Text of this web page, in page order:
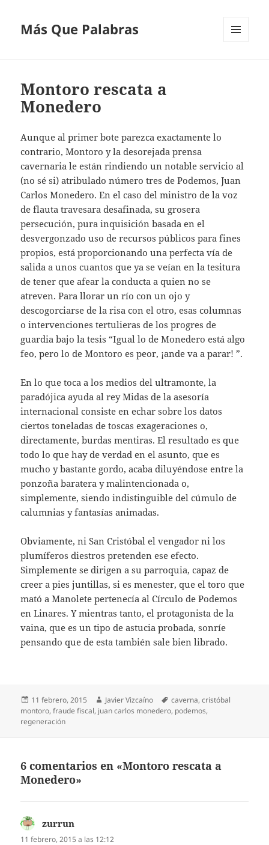
Más Que Palabras
Montoro rescata a
Monedero
Aunque al primer bote parezca exactamente lo
contrario, Montoro y la desorejada prensa
cavernaria le están rindiendo un notable servicio al
(no sé si) atribulado número tres de Podemos, Juan
Carlos Monedero. En el caso del ministro de la voz
de flauta travesara desafinada, su grosera
persecución, pura inquisición basada en el
desvergonzado uso de recursos públicos para fines
propios, está proporcionando una perfecta vía de
salida a unos cuantos que ya se veían en la tesitura
de tener que afear la conducta a quien no se
atreven. Para llorar un río con un ojo y
descogorciarse de la risa con el otro, esas columnas
o intervenciones tertulieras de los progres de
guardia bajo la tesis “Igual lo de Monedero está algo
feo, pero lo de Montoro es peor, ¡ande va a parar! ”.
En lo que toca a los medios del ultramonte, la
paradójica ayuda al rey Midas de la asesoría
internacional consiste en echar sobre los datos
ciertos toneladas de toscas exageraciones o,
directamente, burdas mentiras. El resultado es que
todo lo que hay de verdad en el asunto, que es
mucho y bastante gordo, acaba diluyéndose entre la
ponzoña baratera y malintencionada o,
simplemente, siendo indistinguible del cúmulo de
calumnias y fantasías animadas.
Obviamente, ni San Cristóbal el vengador ni los
plumíferos diestros pretenden ese efecto.
Simplemente se dirigen a su parroquia, capaz de
creer a pies juntillas, si es menester, que el toro que
mató a Manolete pertenecía al Círculo de Podemos
en Linares. Y mientras tanto, el protagonista de la
vaina, que es un tipo de astucia probada, sonríe
pensando que de esta también sale bien librado.
Publicado
el
11 febrero, 2015 Autor
Javier Vizcaíno Etiquetas
caverna,cristóbal
montoro,fraude fiscal, juan carlos monedero, podemos,
regeneración
6 comentarios en «Montoro rescata a
Monedero»
zurrun
11 febrero, 2015 a las 12:12